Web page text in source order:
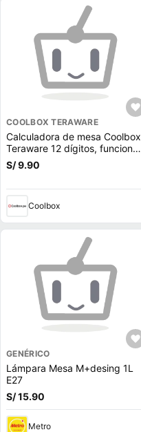
COOLBOX TERAWARE
Calculadora de mesa Coolbox
Teraware 12 dígitos, funciona
a pila y energía solar, azul
S/ 9.90
Coolbox
GENÉRICO
Lámpara Mesa M+desing 1L
E27
S/ 15.90
Metro